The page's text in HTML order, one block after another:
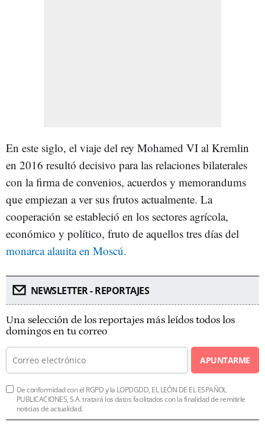
En este siglo, el viaje del rey Mohamed VI al Kremlin
en 2016 resultó decisivo para las relaciones bilaterales
con la firma de convenios, acuerdos y memorandums
que empiezan a ver sus frutos actualmente. La
cooperación se estableció en los sectores agrícola,
económico y político, fruto de aquellos tres días del
monarca alauita en Moscú.
NEWSLETTER - REPORTAJES
Una selección de los reportajes más leídos todos los
domingos en tu correo
APUNTARME
De conformidad con el RGPD y la LOPDGDD, EL LEÓN DE EL ESPAÑOL
PUBLICACIONES, S.A. tratará los datos facilitados con la finalidad de remitirle
noticias de actualidad.